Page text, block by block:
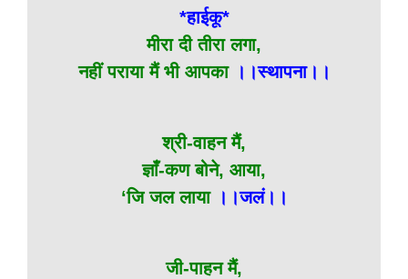
*हाईकू*
मीरा दी तीरा लगा,
नहीं पराया मैं भी आपका ।।स्थापना।।
श्री-वाहन मैं,
ज्ञाँ-कण बोने, आया,
‘जि जल लाया ।।जलं।।
जी-पाहन मैं,